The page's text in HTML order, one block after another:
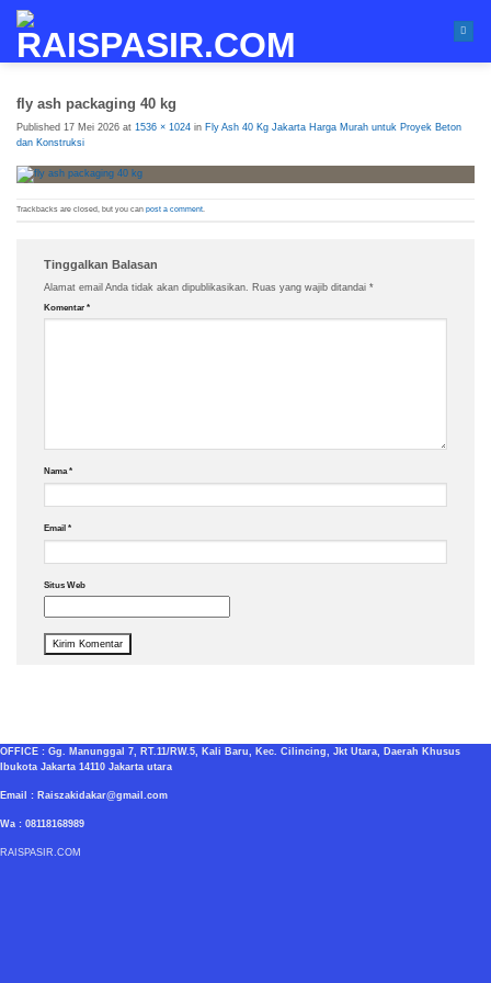
content
fly ash packaging 40 kg
Published 17 Mei 2026 at 1536 × 1024 in Fly Ash 40 Kg Jakarta Harga Murah untuk Proyek Beton
dan Konstruksi
Trackbacks are closed, but you can post a comment.
Tinggalkan Balasan
Alamat email Anda tidak akan dipublikasikan. Ruas yang wajib ditandai *
Komentar *
Nama*
Email *
Situs Web
OFFICE : Gg. Manunggal 7, RT.11/RW.5, Kali Baru, Kec. Cilincing, Jkt Utara, Daerah Khusus
Ibukota Jakarta 14110 Jakarta utara
Email : Raiszakidakar@gmail.com
Wa : 08118168989
RAISPASIR.COM